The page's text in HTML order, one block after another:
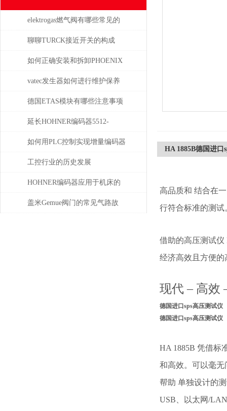
elektrogas燃气阀有哪些常见的
故障和问题
聊聊TURCK接近开关的构成
如何正确安装和拆卸PHOENIX
菲尼克斯连接器？
vatec发生器如何进行维护保养
德国ETAS模块有哪些注意事项
延长HOHNER编码器5512-
05FR-0800使用寿命的保养秘诀
如何用PLC控制实现增量编码器
的定位功能？
工控行业的历史发展
HOHNER编码器应用于机床的
位移测量和主轴控制
盖米Gemue阀门的常见气路故
HA 1885B德国进口
高品质和 结合在
行符合标准的测
借助的高压测试仪
经济高效且方便
现代 – 高效
德国进口sps高压测试仪
德国进口sps高压测试仪
HA 1885B 凭借标
和高效。可以毫
帮助 单独设计的
USB、以太网/